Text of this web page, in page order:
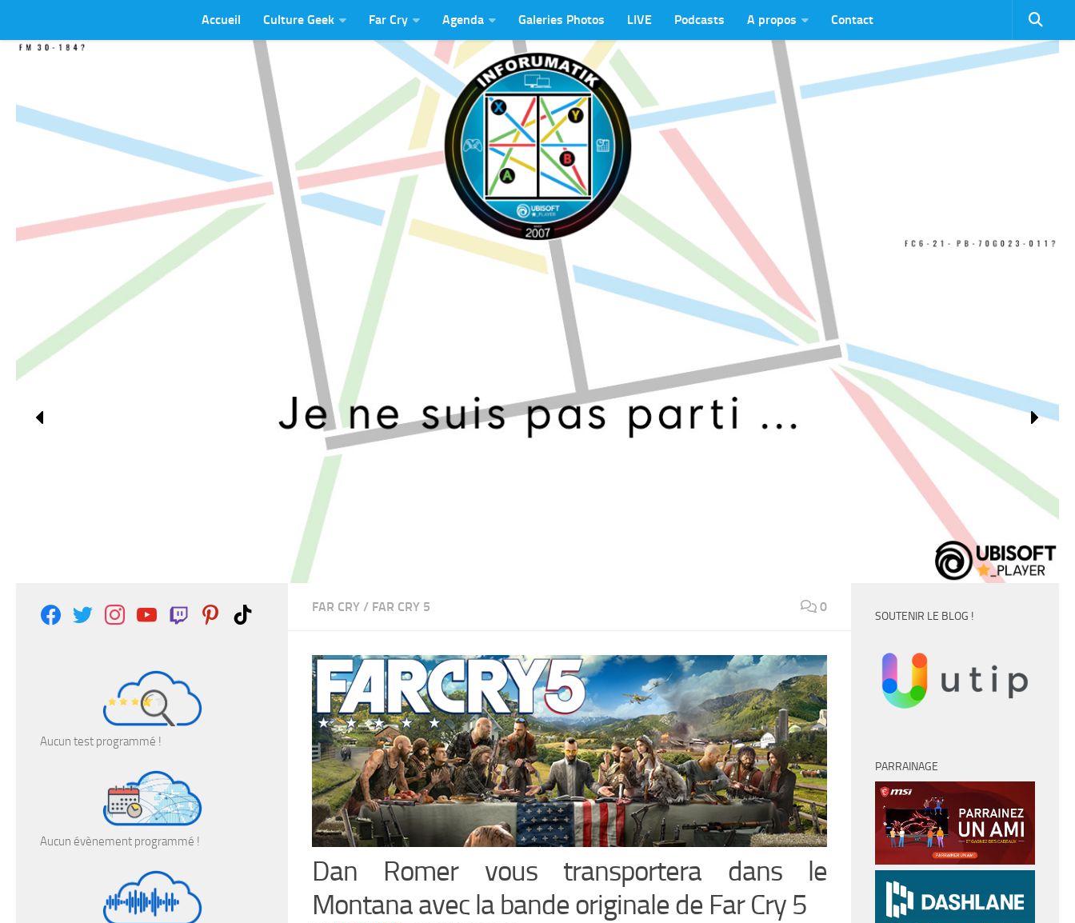
Accueil Culture Geek Far Cry Agenda Galeries Photos LIVE Podcasts A propos Contact
FAR CRY / FAR CRY 5 0
Dan Romer vous transportera dans le
Montana avec la bande originale de Far Cry 5
facebooktwitter instagramyoutubetwitch pinteresttiktok
Aucun test programmé !
Aucun évènement programmé !
SOUTENIR LE BLOG !
PARRAINAGE